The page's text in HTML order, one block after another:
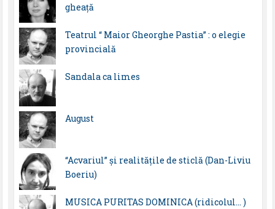
gheață
Teatrul “ Maior Gheorghe Pastia” : o elegie
provincială
Sandala ca limes
August
“Acvariul” și realitățile de sticlă (Dan-Liviu
Boeriu)
MUSICA PURITAS DOMINICA (ridicolul… )